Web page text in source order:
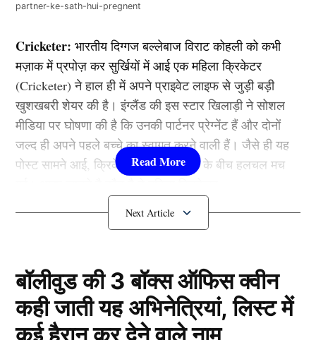
partner-ke-sath-hui-pregnent
Cricketer: भारतीय दिग्गज बल्लेबाज विराट कोहली को कभी
मज़ाक में प्रपोज़ कर सुर्खियों में आई एक महिला क्रिकेटर
(Cricketer) ने हाल ही में अपने प्राइवेट लाइफ से जुड़ी बड़ी
खुशखबरी शेयर की है। इंग्लैंड की इस स्टार खिलाड़ी ने सोशल
मीडिया पर घोषणा की है कि उनकी पार्टनर प्रेग्नेंट हैं और दोनों
जल्द ही अपने पहले बच्चे का स्वागत करने वाली हैं। जैसे ही यह
पोस्ट सामने आई, क्रिकेट जगत और फैन्स के बीच हलचल मच
विराट कोहली की दीवानी महिला Cricketer
बॉलीवुड की 3 बॉक्स ऑफिस क्वीन
कही जाती यह अभिनेत्रियां, लिस्ट में